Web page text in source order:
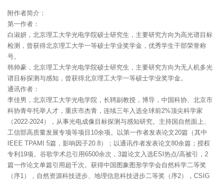
附作者简介：
第一作者：
白淑妍，北京理工大学光电学院硕士研究生，主要研究方向为高光谱目标
检测，曾获得北京理工大学一等硕士学业奖学金，优秀学生干部荣誉称
号。
韩帅豪，北京理工大学光电学院硕士研究生，主要研究方向为无人机多光
谱目标探测与感知，曾获得北京理工大学一等硕士学业奖学金。
通讯作者：
李佳男，北京理工大学光电学院，长聘副教授，博导，中国科协、北京市
科协青年托举人才，重庆市杰青，连续三年入选全球前2%顶尖科学家
（2022-2024），从事光电成像目标探测与感知研究。主持国自然面上、
工信部高质量发展专项等项目10余项。以第一作者发表论文20篇（其中
IEEE TPAMI 5篇，影响因子20.8）；以通讯作者发表论文80余篇；授权
专利19项。谷歌学术总引用6500余次，3篇论文入选ESI热点/高被引，2
篇一作论文单篇引用超千次。获得中国图象图形学学会自然科学二等奖
（序1），自然资源科技进步、地理信息科技进步二等奖（序2），CSIG